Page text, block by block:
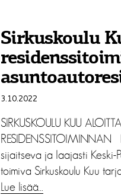
Sirkuskoulu
3.10.2022
SIRKUSKOULU KUU
RESIDENSSITOIMINNAN
sijaitseva ja laajasti Keski-
toimiva Sirkuskoulu Kuu
Lue lisää…